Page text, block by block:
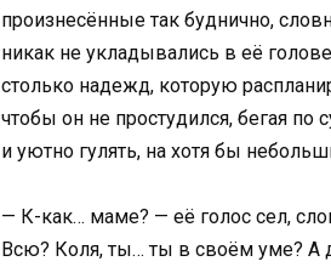
произнесённые так буднично,
никак не укладывались в её
столько надежд, которую
чтобы он не простудился, бегая
и уютно гулять, на хотя бы
— К-как… маме? — её голос сел,
Всю? Коля, ты… ты в своём уме? А